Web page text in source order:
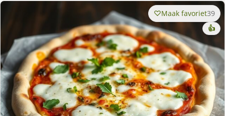
Maak favoriet39
👍